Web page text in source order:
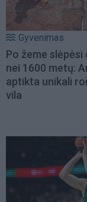
Gyvenimas
Po žeme slėpėsi
nei 1600 metų:
aptikta unikali
vila